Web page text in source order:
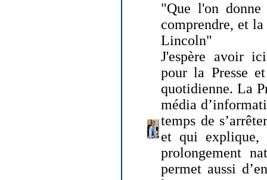
"Que l'on
comprendre, et
Lincoln"
J'espère avoir
pour la Presse
quotidienne. La
média
temps de
et qui explique,
prolongement
permet aussi